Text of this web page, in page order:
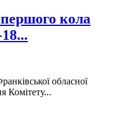
кола
обласної
Комітету...